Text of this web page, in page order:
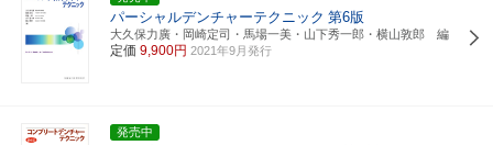
パーシャルデンチャーテクニック 第6版
大久保力廣・岡崎定司・馬場一美・山下秀一郎・横山敦郎 編
定価 9,900円 2021年9月発行
発売中